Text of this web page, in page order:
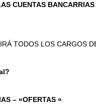
CUENTAS BANCARRIAS
TODOS LOS CARGOS
– «OFERTAS «